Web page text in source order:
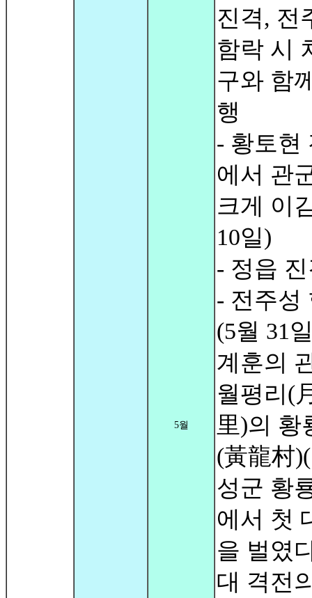
5월
진격, 전
함락 시
구와 함
행
- 황토현
에서 관
크게 이
10일)
- 정읍
- 전주성
(5월 31
계훈의
월평리(
里)의 황
(黃龍村
성군 황
에서 첫
을 벌였
대 격전